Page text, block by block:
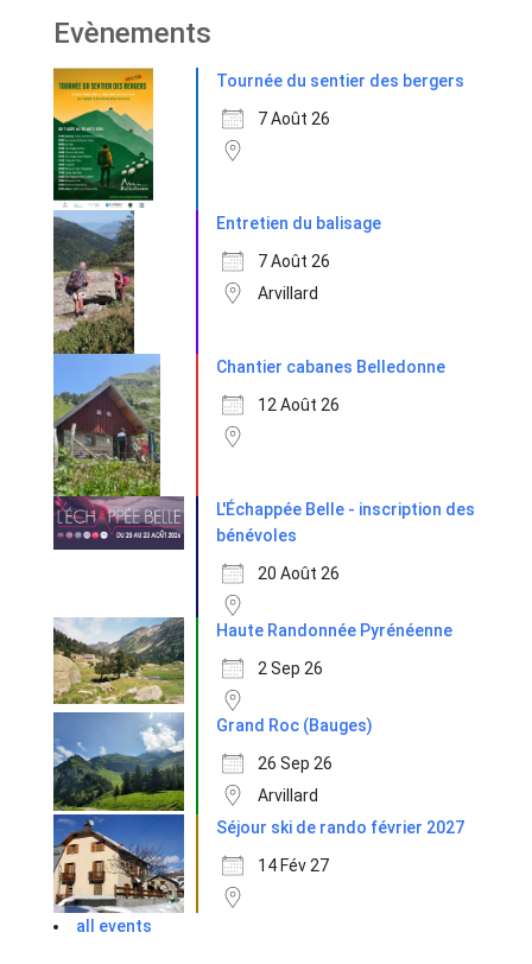
Evènements
Tournée du sentier des bergers
7 Août 26
Entretien du balisage
7 Août 26
Arvillard
Chantier cabanes Belledonne
12 Août 26
L'Échappée Belle - inscription des
bénévoles
20 Août 26
Haute Randonnée Pyrénéenne
2 Sep 26
Grand Roc (Bauges)
26 Sep 26
Arvillard
Séjour ski de rando février 2027
14 Fév 27
all events